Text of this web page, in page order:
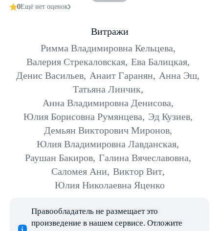
0Ещё нет оценок
Витражи
Римма Владимировна Кельцева,
Валерия Стрекаловская, Ева Балицкая,
Денис Васильев, Анаит Гаранян, Анна Эш,
Татьяна Линчик,
Анна Владимировна Денисова,
Юлия Борисовна Румянцева, Эд Кузиев,
Демьян Викторович Миронов,
Юлия Владимировна Лавданская,
Раушан Бакиров, Галина Вячеславовна,
Саломея Ани, Виктор Вит,
Юлия Николаевна Яценко
Правообладатель не размещает это
произведение в нашем сервисе. Отложите